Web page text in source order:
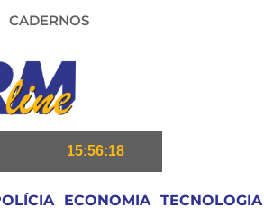
CADERNOS
15:56:19
ECONOMIA TECNOLOGIA